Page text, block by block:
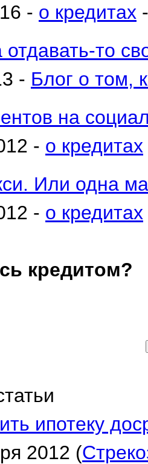
- о кредитах
то
- Блог о том,
на
- о кредитах
Или одна
- о кредитах
кредитом?
ипотеку
2012 (